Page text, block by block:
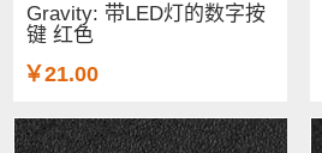
Gravity: 带LED灯的数字按
键 红色
￥21.00